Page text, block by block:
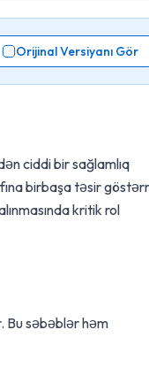
Orijinal Versiyanı Gör
ciddi bir sağlamlıq
birbaşa təsir
kritik rol
Bu səbəblər həm